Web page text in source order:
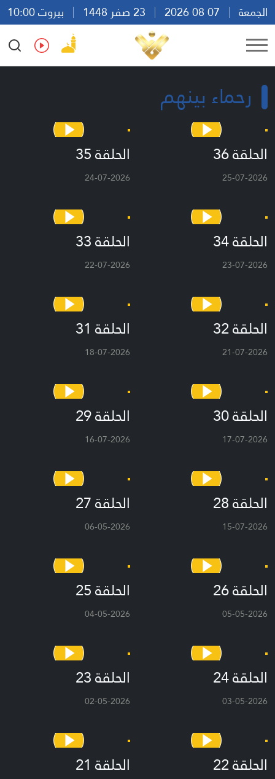
الجمعة
بيروت 10:00
Ar
En Fr Es
رحماء بينهم
الحلقة 36
25-07-2026
الحلقة 35
24-07-2026
الحلقة 34
23-07-2026
الحلقة 33
22-07-2026
الحلقة 32
21-07-2026
الحلقة 31
18-07-2026
الحلقة 30
17-07-2026
الحلقة 29
16-07-2026
الحلقة 28
15-07-2026
الحلقة 27
06-05-2026
الحلقة 26
05-05-2026
الحلقة 25
04-05-2026
الحلقة 24
03-05-2026
الحلقة 23
02-05-2026
الحلقة 22 الحلقة 21